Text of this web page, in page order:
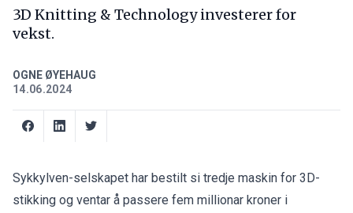
3D Knitting & Technology investerer for
vekst.
OGNE ØYEHAUG
14.06.2024
Sykkylven-selskapet har bestilt si tredje maskin for 3D-
stikking og ventar å passere fem millionar kroner i